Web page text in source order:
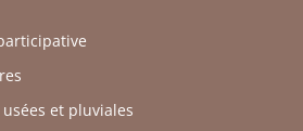
et pluviales